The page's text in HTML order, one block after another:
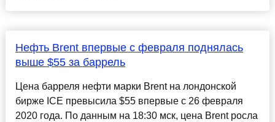
Нефть Brent впервые с февраля поднялась
выше $55 за баррель
Цена барреля нефти марки Brent на лондонской
бирже ICE превысила $55 впервые с 26 февраля
2020 года. По данным на 18:30 мск, цена Brent росла